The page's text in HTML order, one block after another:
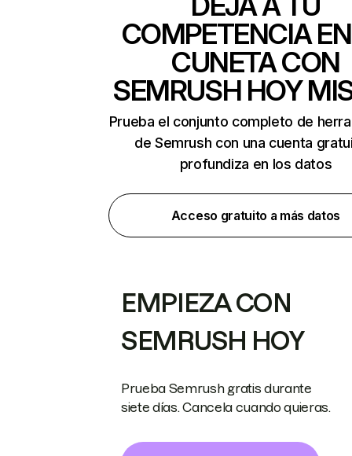
COMPETENCIA
CUNETA CON
SEMRUSH HOY
Prueba el conjunto completo de
de Semrush con una cuenta
profundiza en los datos
Acceso gratuito a más datos
EMPIEZA CON
SEMRUSH HOY
Prueba Semrush gratis durante
siete días. Cancela cuando quieras.